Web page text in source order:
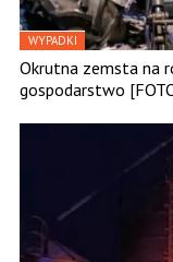
WYPADKI
Okrutna zemsta na
gospodarstwo